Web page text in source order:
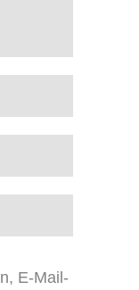
E-Mail-